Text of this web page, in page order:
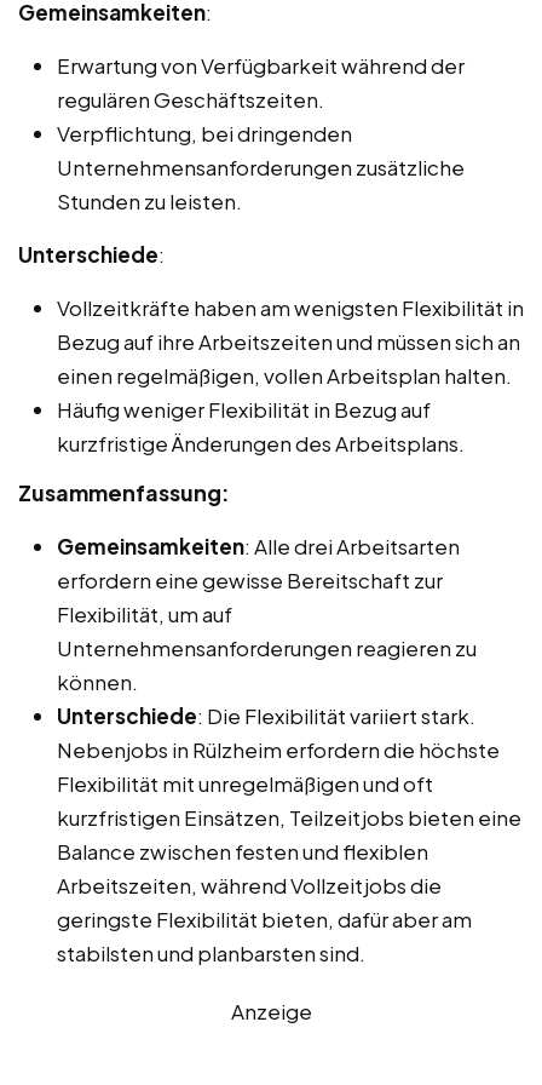
Gemeinsamkeiten:
Erwartung von Verfügbarkeit während der
regulären Geschäftszeiten.
Verpflichtung, bei dringenden
Unternehmensanforderungen zusätzliche
Stunden zu leisten.
Unterschiede:
Vollzeitkräfte haben am wenigsten Flexibilität in
Bezug auf ihre Arbeitszeiten und müssen sich an
einen regelmäßigen, vollen Arbeitsplan halten.
Häufig weniger Flexibilität in Bezug auf
kurzfristige Änderungen des Arbeitsplans.
Zusammenfassung:
Gemeinsamkeiten: Alle drei Arbeitsarten
erfordern eine gewisse Bereitschaft zur
Flexibilität, um auf
Unternehmensanforderungen reagieren zu
können.
Unterschiede: Die Flexibilität variiert stark.
Nebenjobs in Rülzheim erfordern die höchste
Flexibilität mit unregelmäßigen und oft
kurzfristigen Einsätzen, Teilzeitjobs bieten eine
Balance zwischen festen und flexiblen
Arbeitszeiten, während Vollzeitjobs die
geringste Flexibilität bieten, dafür aber am
stabilsten und planbarsten sind.
Anzeige